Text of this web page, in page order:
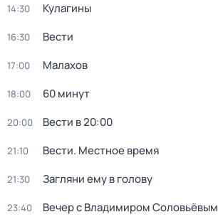
14:30 Кулагины
16:30 Вести
17:00 Малахов
18:00 60 минут
20:00 Вести в 20:00
21:10 Вести. Местное время
21:30 Загляни ему в голову
23:40 Вечер с Владимиром Соловьёвым